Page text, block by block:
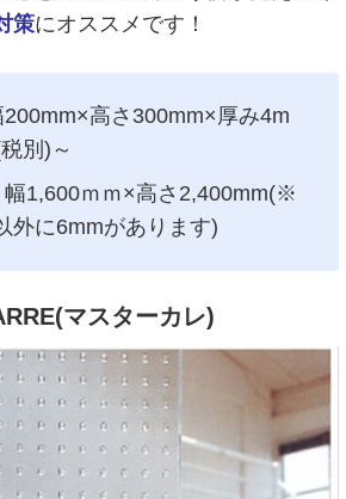
策にオススメです！
高さ300mm×厚み4m
別)～
幅1,600ｍｍ×高さ2,400mm(※
外に6mmがあります)
マスターカレ)